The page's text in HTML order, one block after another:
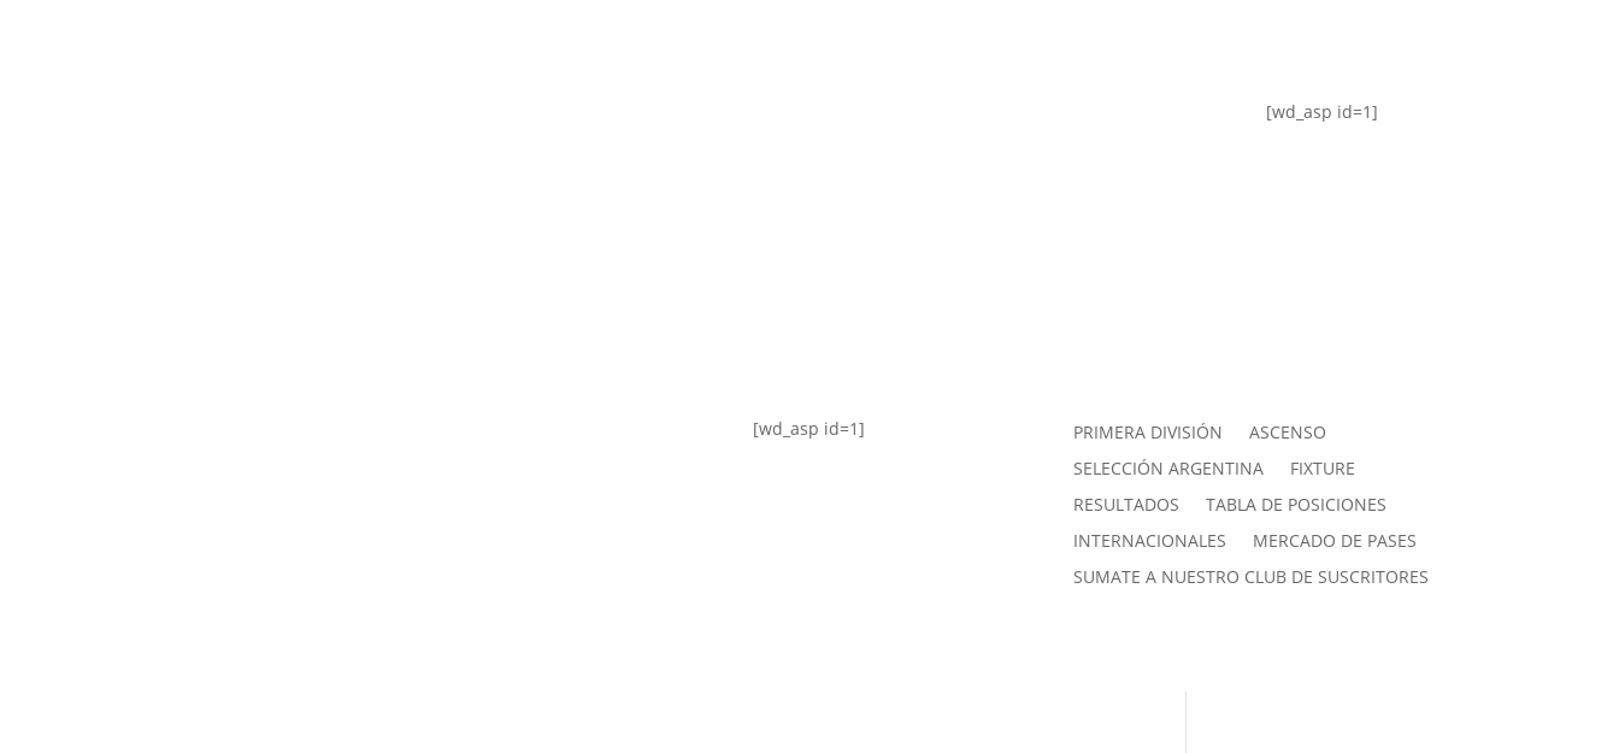
[wd_asp id=1]
[wd_asp id=1] PRIMERA DIVISIÓN
ASCENSO
SELECCIÓN ARGENTINA
FIXTURE
RESULTADOS
TABLA DE POSICIONES
INTERNACIONALES
MERCADO DE PASES
SUMATE A NUESTRO CLUB DE SUSCRITORES